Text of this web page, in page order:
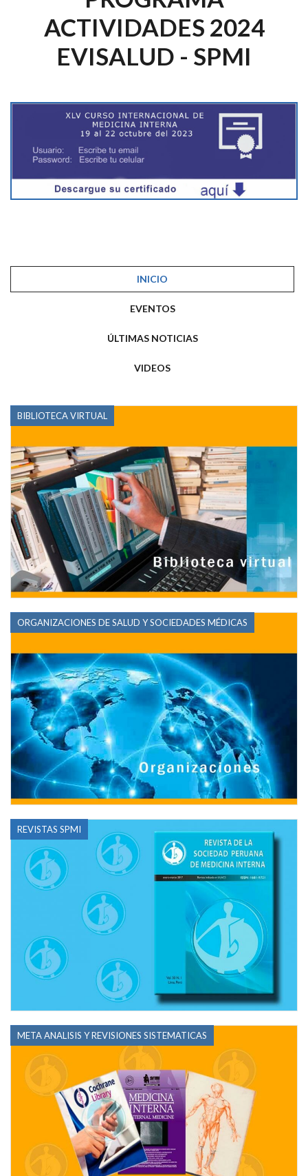
ACTIVIDADES 2024
EVISALUD - SPMI
INICIO
EVENTOS
ÚLTIMAS NOTICIAS
VIDEOS
BIBLIOTECA VIRTUAL
ORGANIZACIONES DE SALUD Y SOCIEDADES MÉDICAS
REVISTAS SPMI
META ANALISIS Y REVISIONES SISTEMATICAS